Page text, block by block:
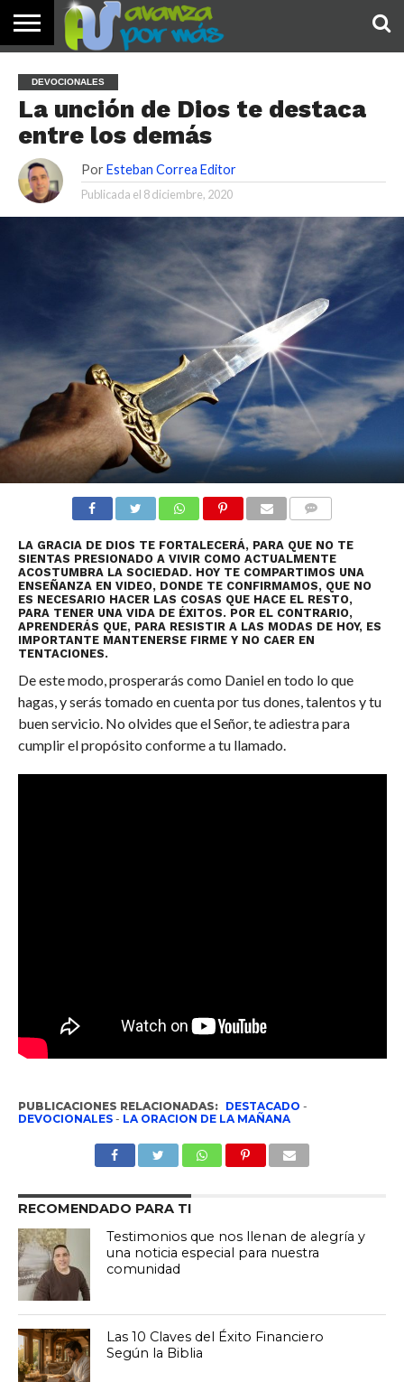
PALABRA
DE HOY
DEVOCIONALES
NOTICIAS
TESTIMONIOS
ORACIONES
SOBRE
NOSOTROS
IMÁGENES
DEVOCIONALES
La unción de Dios te destaca
entre los demás
Por Esteban Correa Editor
Publicada el 8 diciembre, 2020
LA GRACIA DE DIOS TE FORTALECERÁ, PARA QUE NO TE
SIENTAS PRESIONADO A VIVIR COMO ACTUALMENTE
ACOSTUMBRA LA SOCIEDAD. HOY TE COMPARTIMOS UNA
ENSEÑANZA EN VIDEO, DONDE TE CONFIRMAMOS, QUE NO
ES NECESARIO HACER LAS COSAS QUE HACE EL RESTO,
PARA TENER UNA VIDA DE ÉXITOS. POR EL CONTRARIO,
APRENDERÁS QUE, PARA RESISTIR A LAS MODAS DE HOY, ES
IMPORTANTE MANTENERSE FIRME Y NO CAER EN
TENTACIONES.
De este modo, prosperarás como Daniel en todo lo que
hagas, y serás tomado en cuenta por tus dones, talentos y tu
buen servicio. No olvides que el Señor, te adiestra para
cumplir el propósito conforme a tu llamado.
PUBLICACIONES RELACIONADAS: DESTACADO -
DEVOCIONALES- LA ORACION DE LA MAÑANA
RECOMENDADO PARA TI
Testimonios que nos llenan de alegría y
una noticia especial para nuestra
comunidad
Las 10 Claves del Éxito Financiero
Según la Biblia